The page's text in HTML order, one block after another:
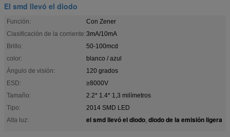
El smd llevó el diodo
Función:
Con Zener
Clasificación de la corriente:3mA/10mA
Brillo:
50-100mcd
color:
blanco / azul
Ángulo de visión:
120 grados
ESD:
≥8000V
Tamaño:
2.2* 1.4* 1,3 milímetros
Tipo:
2014 SMD LED
Alta luz:
el smd llevó el diodo, diodo de la emisión ligera